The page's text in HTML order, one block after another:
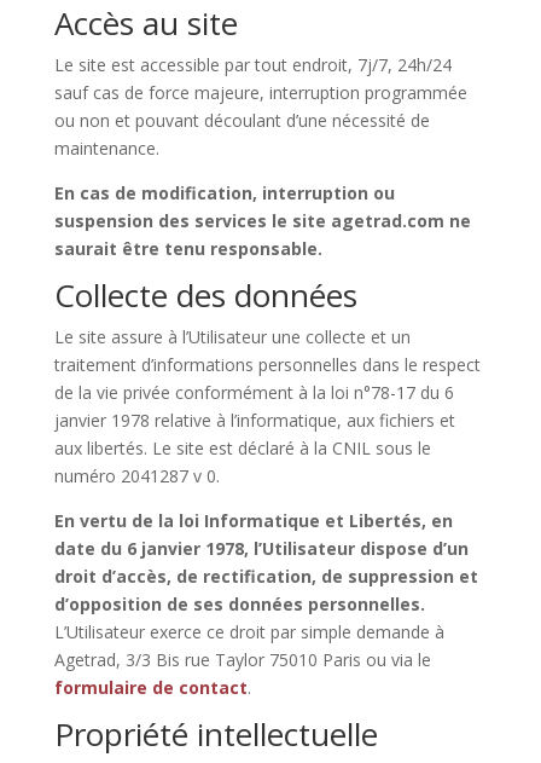
Accès au site
Le site est accessible par tout endroit, 7j/7, 24h/24
sauf cas de force majeure, interruption programmée
ou non et pouvant découlant d’une nécessité de
maintenance.
En cas de modification, interruption ou
suspension des services le site agetrad.com ne
saurait être tenu responsable.
Collecte des données
Le site assure à l’Utilisateur une collecte et un
traitement d’informations personnelles dans le respect
de la vie privée conformément à la loi n°78-17 du 6
janvier 1978 relative à l’informatique, aux fichiers et
aux libertés. Le site est déclaré à la CNIL sous le
numéro 2041287 v 0.
En vertu de la loi Informatique et Libertés, en
date du 6 janvier 1978, l’Utilisateur dispose d’un
droit d’accès, de rectification, de suppression et
d’opposition de ses données personnelles.
L’Utilisateur exerce ce droit par simple demande à
Agetrad, 3/3 Bis rue Taylor 75010 Paris ou via le
formulaire de contact.
Propriété intellectuelle